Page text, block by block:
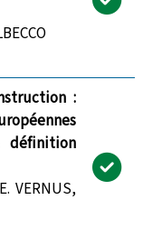
:
définition
VERNUS,